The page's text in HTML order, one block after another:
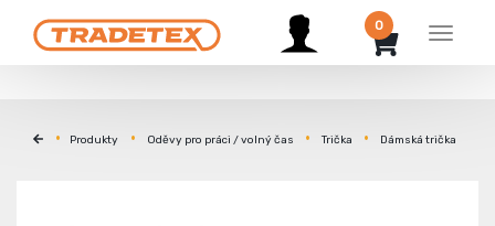
Menu
0
Produkty Oděvy pro práci / volný čas Trička Dámská trička